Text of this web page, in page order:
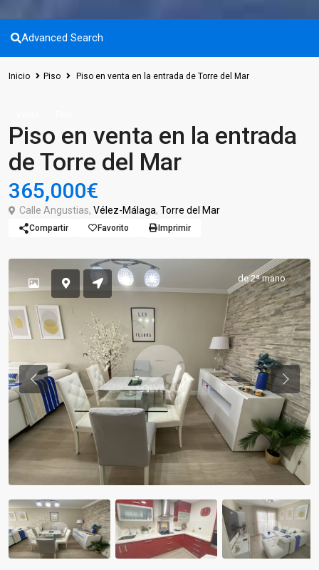
Advanced Search
Inicio Piso Piso en venta en la entrada de Torre del Mar
Piso en venta en la entrada
de Torre del Mar
365,000€
Calle Angustias, Vélez-Málaga, Torre del Mar
Compartir Favorito Imprimir
de 2ª mano
Previous